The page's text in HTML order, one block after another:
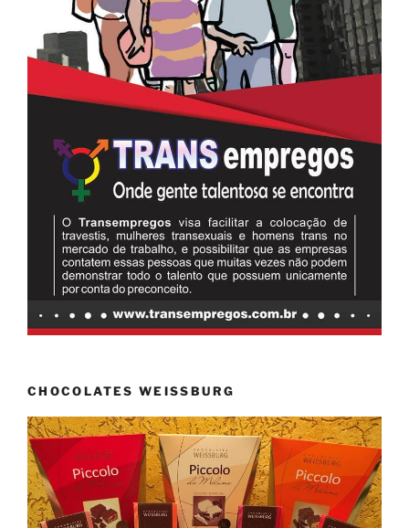
CHOCOLATES WEISSBURG